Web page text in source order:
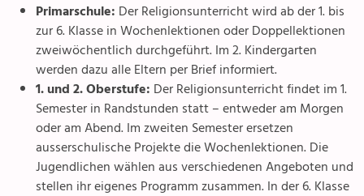
Primarschule: Der Religionsunterricht wird ab der 1. bis
zur 6. Klasse in Wochenlektionen oder Doppellektionen
zweiwöchentlich durchgeführt. Im 2. Kindergarten
werden dazu alle Eltern per Brief informiert.
1. und 2. Oberstufe: Der Religionsunterricht findet im 1.
Semester in Randstunden statt – entweder am Morgen
oder am Abend. Im zweiten Semester ersetzen
ausserschulische Projekte die Wochenlektionen. Die
Jugendlichen wählen aus verschiedenen Angeboten und
stellen ihr eigenes Programm zusammen. In der 6. Klasse